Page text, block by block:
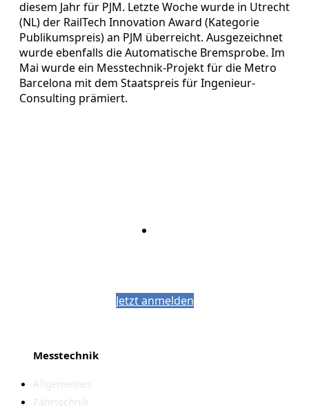
diesem Jahr für PJM. Letzte Woche wurde in Utrecht
(NL) der RailTech Innovation Award (Kategorie
Publikumspreis) an PJM überreicht. Ausgezeichnet
wurde ebenfalls die Automatische Bremsprobe. Im
Mai wurde ein Messtechnik-Projekt für die Metro
Barcelona mit dem Staatspreis für Ingenieur-
Consulting prämiert.
Jetzt anmelden
Messtechnik
Allgemeines
Fahrtechnik